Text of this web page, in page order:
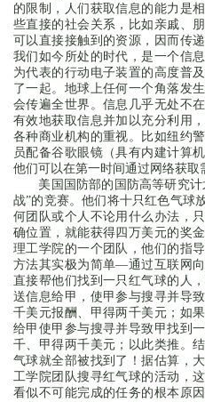
的限制，人们获取信息的能力是
些直接的社会关系，比如亲戚、
可以直接接触到的资源，因而传
我们如今所处的时代，是一个信
为代表的行动电子装置的高度普
了一起。地球上任何一个角落发
会传遍全世界。信息几乎无处不
有效地获取信息并加以充分利用
各种商业机构的重视。比如纽约
员配备谷歌眼镜（具有内建计算
他们可以在第一时间通过网络获取
美国国防部的国防高等研究计
战”的竞赛。他们将十只红色气球
何团队或个人不论用什么办法，
确位置，就能获得四万美元的奖
理工学院的一个团队，他们的指
方法其实极为简单—通过互联网
直接帮他们找到一只红气球的人
送信息给甲，使甲参与搜寻并导
千美元报酬、甲得两千美元；如
给甲使甲参与搜寻并导致甲找到
千、甲得两千美元；以此类推。
气球就全部被找到了！据估算，
工学院团队搜寻红气球的活动，
看似不可能完成的任务的根本原